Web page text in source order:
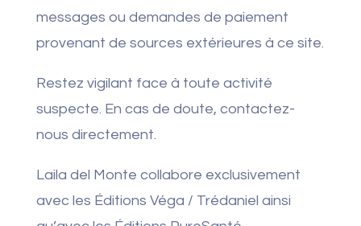
messages ou demandes de paiement
provenant de sources extérieures à ce site.
Restez vigilant face à toute activité
suspecte. En cas de doute, contactez-
nous directement.
Laila del Monte collabore exclusivement
avec les Éditions Véga / Trédaniel ainsi